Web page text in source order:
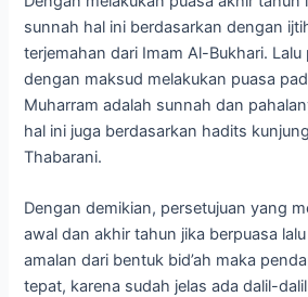
sunnah hal ini berdasarkan dengan
terjemahan dari Imam Al-Bukhari. Lalu
dengan maksud melakukan puasa
Muharram adalah sunnah dan
hal ini juga berdasarkan hadits
Thabarani.
Dengan demikian, persetujuan yang
awal dan akhir tahun jika berpuasa
amalan dari bentuk bid’ah maka
tepat, karena sudah jelas ada dalil-